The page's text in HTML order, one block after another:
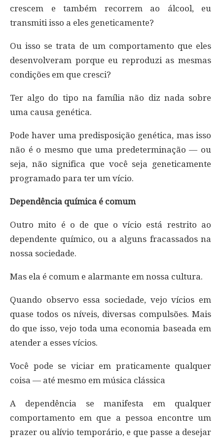
crescem e também recorrem ao álcool, eu
transmiti isso a eles geneticamente?
Ou isso se trata de um comportamento que eles
desenvolveram porque eu reproduzi as mesmas
condições em que cresci?
Ter algo do tipo na família não diz nada sobre
uma causa genética.
Pode haver uma predisposição genética, mas isso
não é o mesmo que uma predeterminação — ou
seja, não significa que você seja geneticamente
programado para ter um vício.
Dependência química é comum
Outro mito é o de que o vício está restrito ao
dependente químico, ou a alguns fracassados na
nossa sociedade.
Mas ela é comum e alarmante em nossa cultura.
Quando observo essa sociedade, vejo vícios em
quase todos os níveis, diversas compulsões. Mais
do que isso, vejo toda uma economia baseada em
atender a esses vícios.
Você pode se viciar em praticamente qualquer
coisa — até mesmo em música clássica
A dependência se manifesta em qualquer
comportamento em que a pessoa encontre um
prazer ou alívio temporário, e que passe a desejar